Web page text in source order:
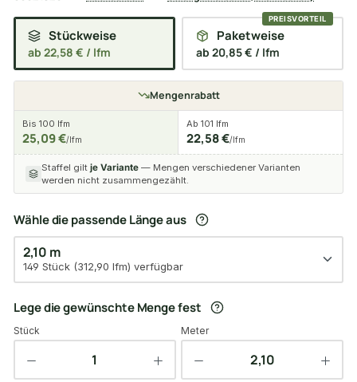
Stückweise
ab 22,58 € / lfm
Paketweise
ab 20,85 € / lfm
Mengenrabatt
Bis 100 lfm
25,09 €/lfm
Ab 101 lfm
22,58 €/lfm
Staffel gilt je Variante — Mengen verschiedener Varianten
werden nicht zusammengezählt.
Wähle die passende Länge aus
2,10 m
149 Stück (312,90 lfm) verfügbar
Lege die gewünschte Menge fest
Stück Meter